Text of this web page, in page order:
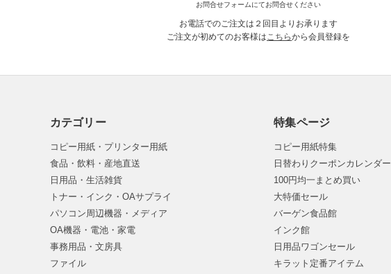
お問合せフォームにてお問合せください
お電話でのご注文は２回目よりお承ります
ご注文が初めてのお客様はこちらから会員登録を
カテゴリー
コピー用紙・プリンター用紙
食品・飲料・産地直送
日用品・生活雑貨
トナー・インク・OAサプライ
パソコン周辺機器・メディア
OA機器・電池・家電
事務用品・文房具
ファイル
特集ページ
コピー用紙特集
日替わりクーポンカレンダー
100円均一まとめ買い
大特価セール
バーゲン食品館
インク館
日用品ワゴンセール
キラット定番アイテム